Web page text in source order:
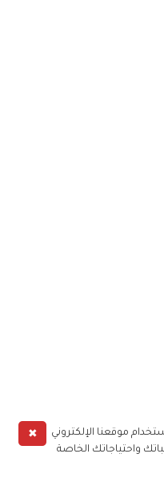
✖
موقعنا الإلكتروني
واحتياجاتك الخاصة